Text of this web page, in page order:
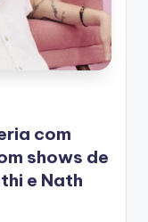
com
shows de
e Nath